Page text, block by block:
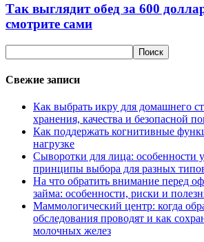
Так выглядит обед за 600
смотрите сами
Свежие записи
Как выбрать икру для домашнего
хранения, качества и безопасной
Как поддержать когнитивные
нагрузке
Сыворотки для лица: особенности
принципы выбора для разных
На что обратить внимание перед
займа: особенности, риски и
Маммологический центр: когда
обследования проводят и как
молочных желез